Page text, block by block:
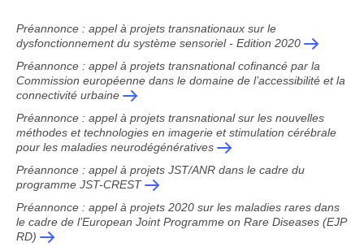
Préannonce : appel à projets transnationaux sur le
dysfonctionnement du système sensoriel - Edition 2020
Préannonce : appel à projets transnational cofinancé par la
Commission européenne dans le domaine de l’accessibilité et la
connectivité urbaine
Préannonce : appel à projets transnational sur les nouvelles
méthodes et technologies en imagerie et stimulation cérébrale
pour les maladies neurodégénératives
Préannonce : appel à projets JST/ANR dans le cadre du
programme JST-CREST
Préannonce : appel à projets 2020 sur les maladies rares dans
le cadre de l’European Joint Programme on Rare Diseases (EJP
RD)